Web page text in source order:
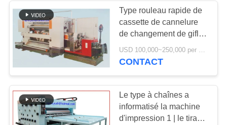
rouleau de papier à
la machine de
découpe de feuille
Type rouleau rapide de
cassette de cannelure
de changement de gifle
simple une garantie d'an
CONTACT
Le type à chaînes a
informatisé la machine
d'impression 1 | le tirage